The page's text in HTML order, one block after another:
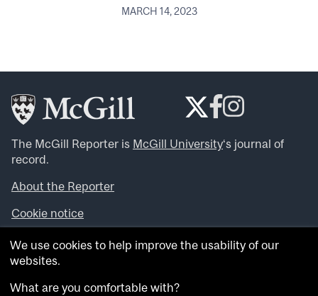
MARCH 14, 2023
The McGill Reporter is McGill University‘s journal of
record.
About the Reporter
Cookie notice
Looking for more news, videos and expert opinions? Try
theMcGill Newsroom .
archives.
We use cookies to help improve the usability of our
websites.
What are you comfortable with?